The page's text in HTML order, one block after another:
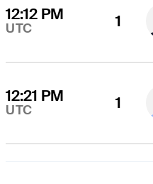
12:12 PM
UTC 1
12:21 PM
UTC 1